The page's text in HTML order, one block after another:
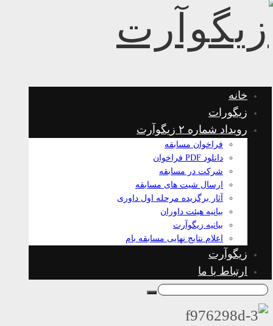
خانه
زیگورات
رویداد شماره ۲ زیگوآرت
فراخوان مسابقه
دانلود PDF فراخوان
شرکت در مسابقه
ارسال شیت های مسابقه
آثار برگزیده مرحله اول داوری
بیانیه هیئت داوران
بیانیه زیگوآرت
اعلام نتایج نهایی مسابقه بام
زیگوآرت
ارتباط با ما